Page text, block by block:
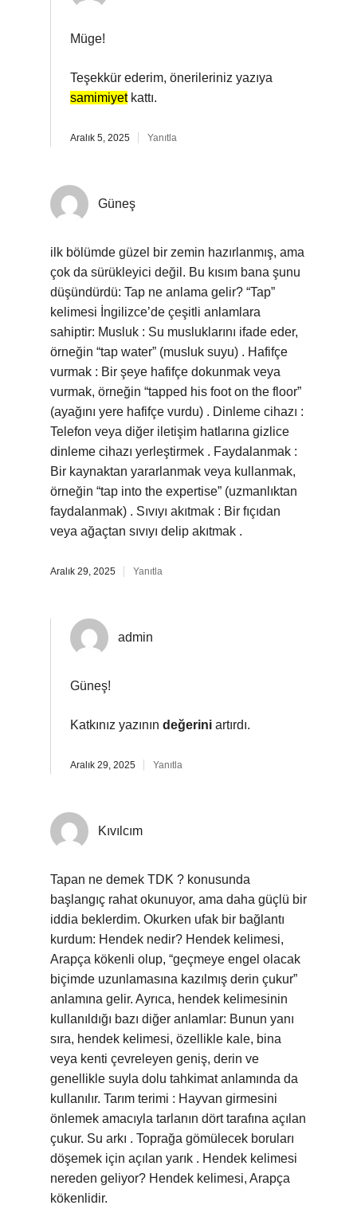
Müge!
Teşekkür ederim, önerileriniz yazıya
samimiyetkattı.
Aralık 5, 2025 Yanıtla
Güneş
ilk bölümde güzel bir zemin hazırlanmış, ama
çok da sürükleyici değil. Bu kısım bana şunu
düşündürdü: Tap ne anlama gelir? “Tap”
kelimesi İngilizce’de çeşitli anlamlara
sahiptir: Musluk : Su musluklarını ifade eder,
örneğin “tap water” (musluk suyu) . Hafifçe
vurmak : Bir şeye hafifçe dokunmak veya
vurmak, örneğin “tapped his foot on the floor”
(ayağını yere hafifçe vurdu) . Dinleme cihazı :
Telefon veya diğer iletişim hatlarına gizlice
dinleme cihazı yerleştirmek . Faydalanmak :
Bir kaynaktan yararlanmak veya kullanmak,
örneğin “tap into the expertise” (uzmanlıktan
faydalanmak) . Sıvıyı akıtmak : Bir fıçıdan
veya ağaçtan sıvıyı delip akıtmak .
Aralık 29, 2025 Yanıtla
admin
Güneş!
Katkınız yazının değerini artırdı.
Aralık 29, 2025 Yanıtla
Kıvılcım
Tapan ne demek TDK ? konusunda
başlangıç rahat okunuyor, ama daha güçlü bir
iddia beklerdim. Okurken ufak bir bağlantı
kurdum: Hendek nedir? Hendek kelimesi,
Arapça kökenli olup, “geçmeye engel olacak
biçimde uzunlamasına kazılmış derin çukur”
anlamına gelir. Ayrıca, hendek kelimesinin
kullanıldığı bazı diğer anlamlar: Bunun yanı
sıra, hendek kelimesi, özellikle kale, bina
veya kenti çevreleyen geniş, derin ve
genellikle suyla dolu tahkimat anlamında da
kullanılır. Tarım terimi : Hayvan girmesini
önlemek amacıyla tarlanın dört tarafına açılan
çukur. Su arkı . Toprağa gömülecek boruları
döşemek için açılan yarık . Hendek kelimesi
nereden geliyor? Hendek kelimesi, Arapça
kökenlidir.